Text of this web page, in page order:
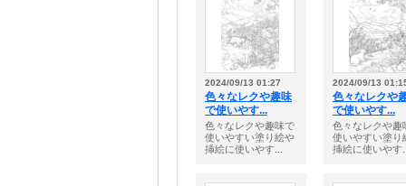
2024/09/13 01:27
色々なレクや趣味
で使いやす...
色々なレクや趣味で
使いやすい塗り絵や
挿絵に使いやす...
2024/09/13
色々なレクや
で使いやす...
色々なレクや趣
使いやすい塗り
挿絵に使いやす